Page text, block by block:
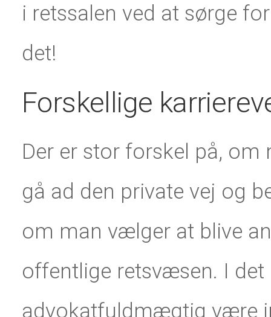
i retssalen ved at sørge
det!
Forskellige
Der er stor forskel på,
gå ad den private vej og
om man vælger at blive
offentlige retsvæsen. I
advokatfuldmægtig være